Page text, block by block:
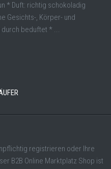
* Duft: richtig schokoladig
Gesichts-, Körper- und
beduftet * ...
registrieren oder Ihre
B2B Online Marktplatz Shop ist